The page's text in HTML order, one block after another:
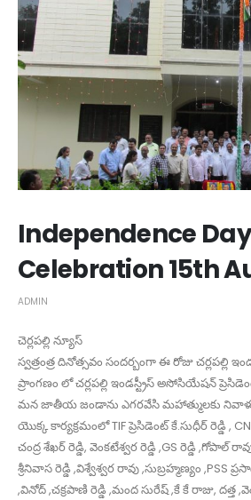
Independence Day
Celebration 15th
ADMIN
చెర్లపల్లి న్యూస్
స్వత్రంత్ర దినోత్సవం సందర్బంగా ఈ రోజు చర్లపల్లి
ప్రాంగణం లో చర్లపల్లి ఇండస్ట్రీస్ అసోసియేషన్
మన జాతీయ జండాను ఎగరవేసి మహాత్ములకు
యొక్క కార్యక్రమంలో TIF ప్రెసిడెంట్ కే.సుధీర్ రెడ్డి ,
చంద్ర శేఖర్ రెడ్డి, వెంకటేశ్వర రెడ్డి ,GS రెడ్డి ,గోపాల్
శ్రీనివాస రెడ్డి ,విశ్వేశ్వర రావు ,సుబ్రహ్మణ్యం ,PSS
,వినోద్ ,చక్రపాణి రెడ్డి ,మంద సురేష్ ,కే కే రాజు, దత్త